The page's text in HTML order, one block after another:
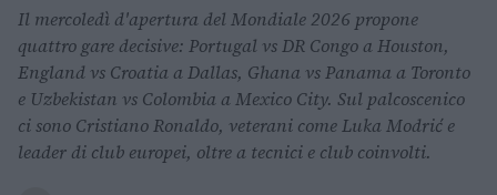
Il mercoledì d'apertura del Mondiale 2026 propone
quattro gare decisive: Portugal vs DR Congo a Houston,
England vs Croatia a Dallas, Ghana vs Panama a Toronto
e Uzbekistan vs Colombia a Mexico City. Sul palcoscenico
ci sono Cristiano Ronaldo, veterani come Luka Modrić e
leader di club europei, oltre a tecnici e club coinvolti.